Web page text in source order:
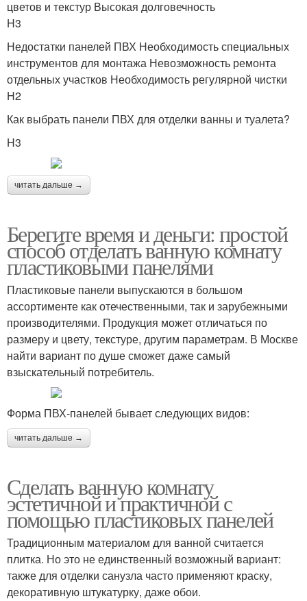
цветов и текстур Высокая долговечность
H3
Недостатки панелей ПВХ Необходимость специальных
инструментов для монтажа Невозможность ремонта
отдельных участков Необходимость регулярной чистки
H2
Как выбрать панели ПВХ для отделки ванны и туалета?
H3
читать дальше →
Берегите время и деньги: простой
способ отделать ванную комнату
пластиковыми панелями
Пластиковые панели выпускаются в большом
ассортименте как отечественными, так и зарубежными
производителями. Продукция может отличаться по
размеру и цвету, текстуре, другим параметрам. В Москве
найти вариант по душе сможет даже самый
взыскательный потребитель.
Форма ПВХ-панелей бывает следующих видов:
читать дальше →
Сделать ванную комнату
эстетичной и практичной с
помощью пластиковых панелей
Традиционным материалом для ванной считается
плитка. Но это не единственный возможный вариант:
также для отделки санузла часто применяют краску,
декоративную штукатурку, даже обои.